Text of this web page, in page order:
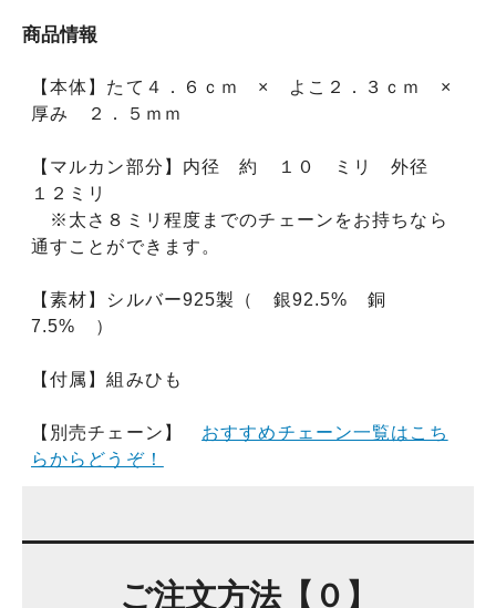
商品情報
【本体】たて４．６ｃｍ × よこ２．３ｃｍ ×
厚み ２．５ｍｍ
【マルカン部分】内径 約 １０ ミリ 外径
１２ミリ
※太さ８ミリ程度までのチェーンをお持ちなら
通すことができます。
【素材】シルバー925製（ 銀92.5% 銅
7.5% ）
【付属】組みひも
【別売チェーン】 おすすめチェーン一覧はこち
らからどうぞ！
ご注文方法【０】